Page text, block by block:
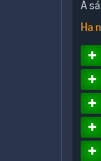
A
Ha